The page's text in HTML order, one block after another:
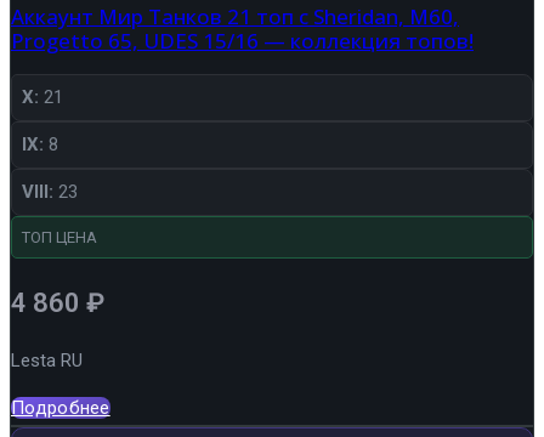
Аккаунт Мир Танков 21 топ с Sheridan, M60,
Progetto 65, UDES 15/16 — коллекция топов!
X: 21
IX: 8
VIII: 23
ТОП ЦЕНА
4 860 ₽
Lesta RU
Подробнее